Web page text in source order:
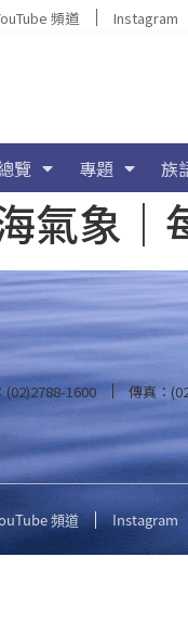
頻道 Instagram
覽 專題 族
氣象｜
(02)2788-1600 傳真：
頻道 Instagram